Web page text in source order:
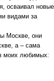
осваивал новые
видами за
Москве, они
а – сама
моих любимых: